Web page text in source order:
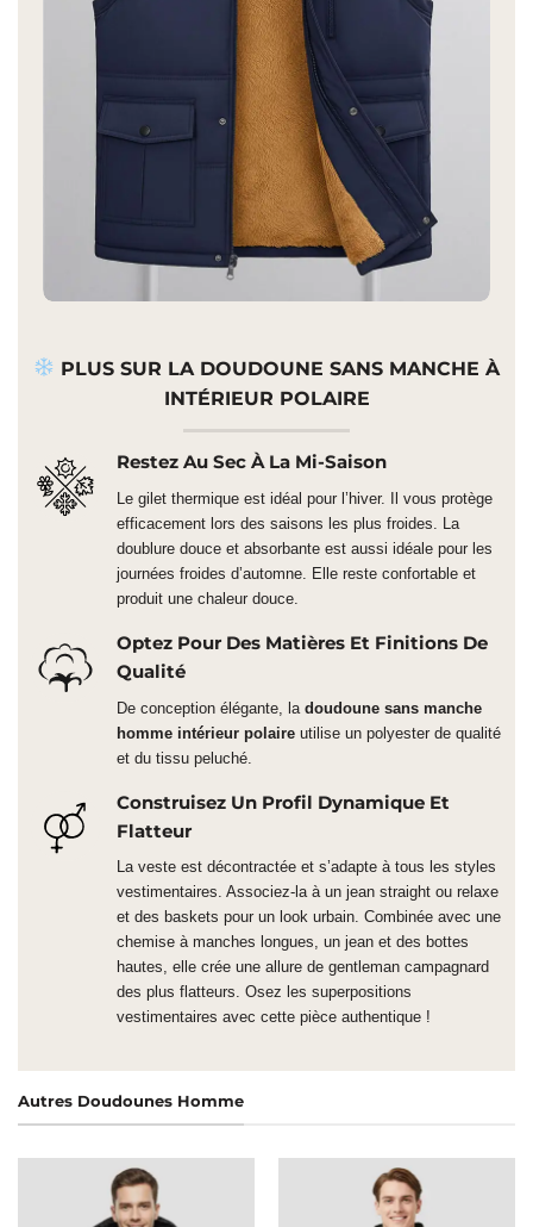
PLUS SUR LA DOUDOUNE SANS MANCHE À
INTÉRIEUR POLAIRE
Restez Au Sec À La Mi-Saison
Le gilet thermique est idéal pour l’hiver. Il vous protège
efficacement lors des saisons les plus froides. La
doublure douce et absorbante est aussi idéale pour les
journées froides d’automne. Elle reste confortable et
produit une chaleur douce.
Optez Pour Des Matières Et Finitions De
Qualité
De conception élégante, ladoudoune sans manche
homme intérieur polaire utilise un polyester de qualité
et du tissu peluché.
Construisez Un Profil Dynamique Et
Flatteur
La veste est décontractée et s’adapte à tous les styles
vestimentaires. Associez-la à un jean straight ou relaxe
et des baskets pour un look urbain. Combinée avec une
chemise à manches longues, un jean et des bottes
hautes, elle crée une allure de gentleman campagnard
des plus flatteurs. Osez les superpositions
vestimentaires avec cette pièce authentique !
Autres Doudounes Homme